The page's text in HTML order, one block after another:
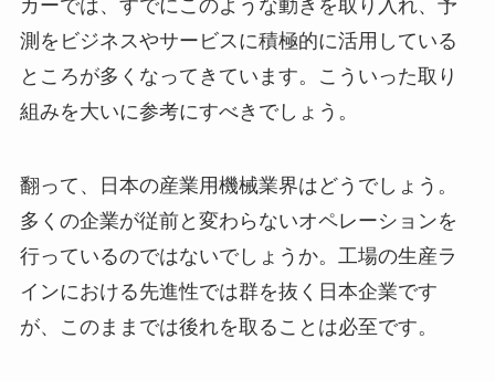
カーでは、すでにこのような動きを取り入れ、予
測をビジネスやサービスに積極的に活用している
ところが多くなってきています。こういった取り
組みを大いに参考にすべきでしょう。
翻って、日本の産業用機械業界はどうでしょう。
多くの企業が従前と変わらないオペレーションを
行っているのではないでしょうか。工場の生産ラ
インにおける先進性では群を抜く日本企業です
が、このままでは後れを取ることは必至です。